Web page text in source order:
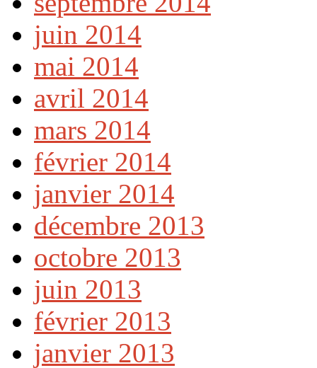
juin 2014
mai 2014
avril 2014
mars 2014
février 2014
janvier 2014
décembre 2013
octobre 2013
juin 2013
février 2013
janvier 2013